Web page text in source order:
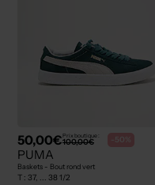
50,00€Prix boutique :
100,00€ -50%
PUMA
Baskets - Bout rond vert
T : 37, ... 38 1/2